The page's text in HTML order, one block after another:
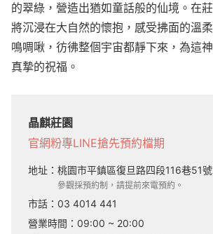
的翠綠，營造出猶如童話般的仙境。在
將沉浸在大自然的懷抱，感受拂面的溫
鳴啁啾，彷彿整個宇宙都靜下來，為這
真摯的祝福。
晶麒莊園
官網粉專LINE搶先預約檔期
地址： 桃園市平鎮區復旦路四段116巷51號
參觀採預約制，請提前來電預約。
市話： 03 4014 441
營業時間： 09:00 ~ 20:00